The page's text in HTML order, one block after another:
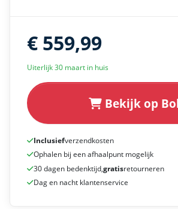
€ 559,99
Uiterlijk 30 maart in huis
Bekijk op
Inclusiefverzendkosten
Ophalen bij een afhaalpunt mogelijk
30 dagen bedenktijd,gratisretourneren
Dag en nacht klantenservice